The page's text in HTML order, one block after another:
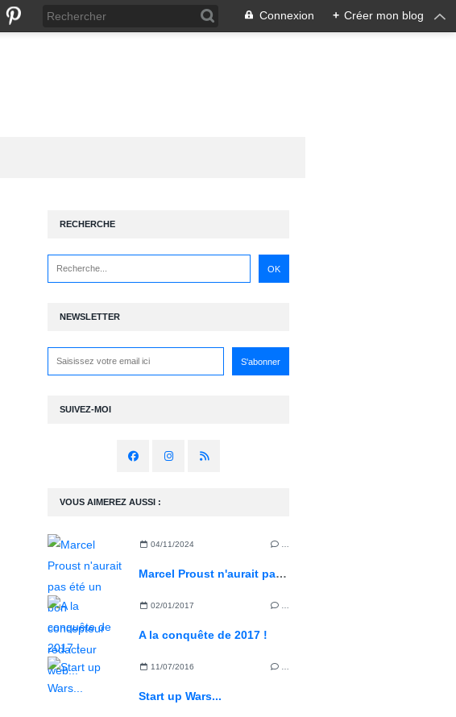
Connexion + Créer mon blog
NEWSLETTER
SUIVEZ-MOI
RECHERCHE
VOUS AIMEREZ AUSSI :
04/11/2024
Marcel Proust n'aurait pas été un bon concepteur rédacteur web...
02/01/2017
A la conquête de 2017 !
11/07/2016
Start up Wars...